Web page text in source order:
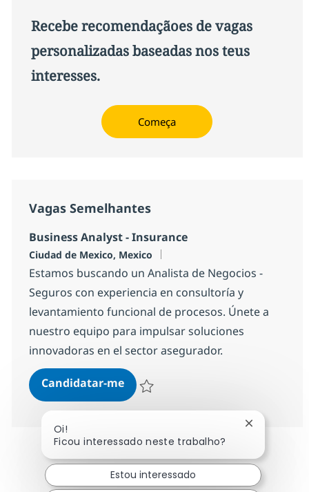
Recebe recomendaçãoes de vagas
personalizadas baseadas nos teus
interesses.
Começa
Vagas Semelhantes
Business Analyst - Insurance
Localização
Ciudad de Mexico, Mexico
Estamos buscando un Analista de Negocios -
Seguros con experiencia en consultoría y
levantamiento funcional de procesos. Únete a
nuestro equipo para impulsar soluciones
innovadoras en el sector asegurador.
Candidatar-meBusiness Analyst - Insurance
Oi!
Ficou interessado neste trabalho?
Fechar
Estou interessado